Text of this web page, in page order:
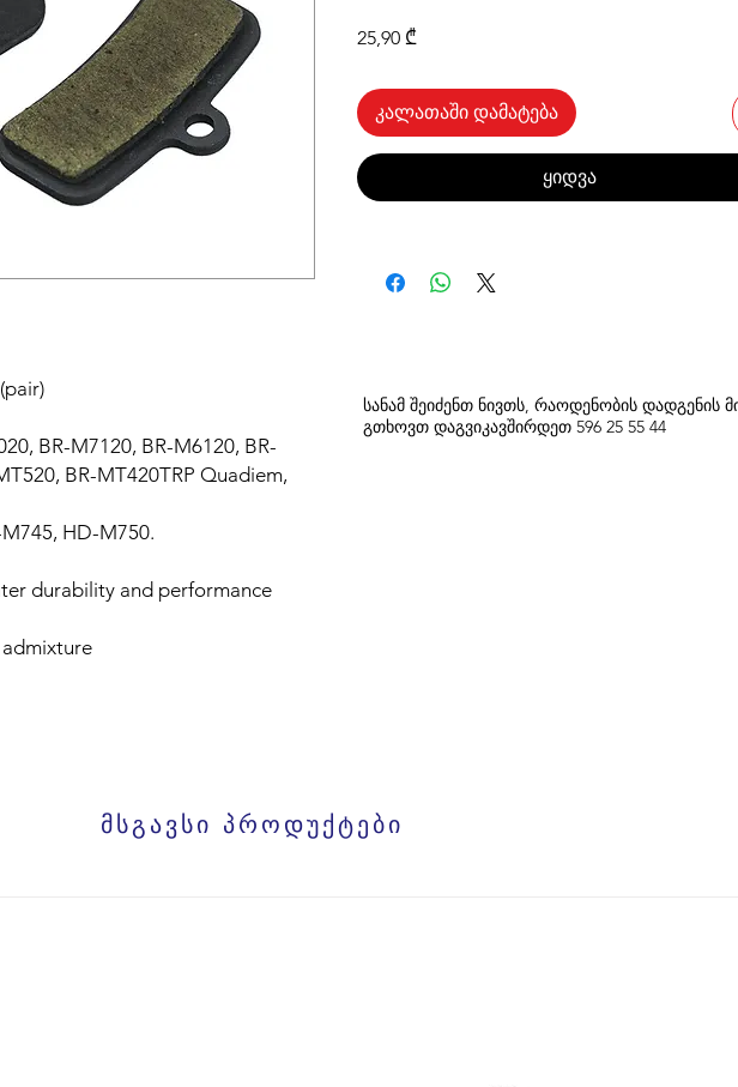
BR-M7120, BR-M6120, BR-
BR-MT420TRP Quadiem,
HD-M750.
durability and performance
25,90 ₾
კალათაში დამატება
ყიდვა
სანამ შეიძენთ ნივთს, რაოდენობის დადგენის
გთხოვთ დაგვიკავშირდეთ 596 25 55 44
მსგავსი პროდუქტები